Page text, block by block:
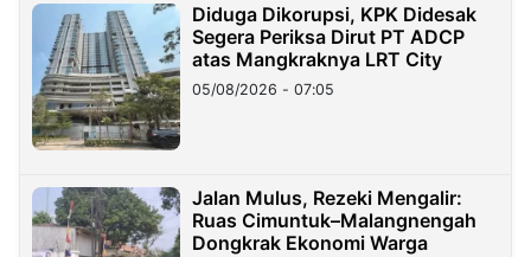
Diduga Dikorupsi, KPK Didesak
Segera Periksa Dirut PT ADCP
atas Mangkraknya LRT City
05/08/2026 - 07:05
Jalan Mulus, Rezeki Mengalir:
Ruas Cimuntuk–Malangnengah
Dongkrak Ekonomi Warga